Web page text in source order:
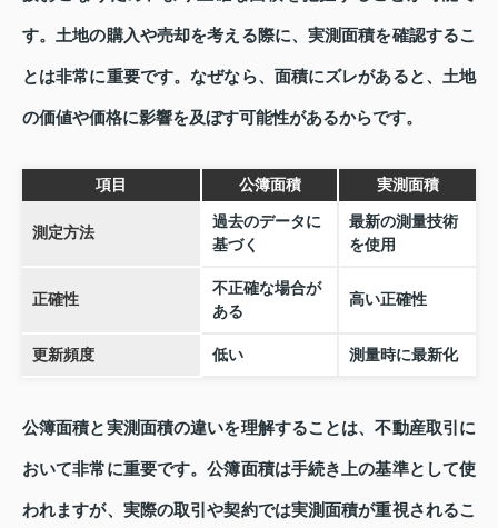
す。土地の購入や売却を考える際に、実測面積を確認するこ
とは非常に重要です。なぜなら、面積にズレがあると、土地
の価値や価格に影響を及ぼす可能性があるからです。
項目 公簿面積 実測面積
測定方法
過去のデータに
基づく
最新の測量技術
を使用
正確性
不正確な場合が
ある
高い正確性
更新頻度 低い 測量時に最新化
公簿面積と実測面積の違いを理解することは、不動産取引に
おいて非常に重要です。公簿面積は手続き上の基準として使
われますが、実際の取引や契約では実測面積が重視されるこ